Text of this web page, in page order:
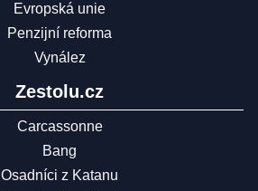
Evropská unie
Penzijní reforma
Vynález
Zestolu.cz
Carcassonne
Bang
Osadníci z Katanu